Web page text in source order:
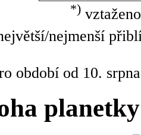
*)
nejmenší
období od 10.